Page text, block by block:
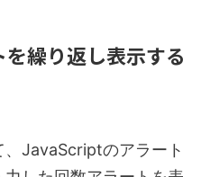
繰り返し表示する
JavaScriptのアラート